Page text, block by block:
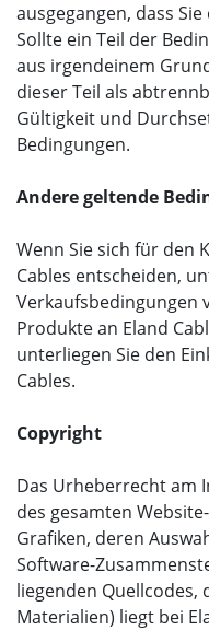
ausgegangen, dass
Sollte ein Teil der
aus irgendeinem
dieser Teil als
Gültigkeit und
Bedingungen.
Andere geltende
Wenn Sie sich für den
Cables entscheiden,
Verkaufsbedingungen
Produkte an Eland
unterliegen Sie den
Cables.
Copyright
Das Urheberrecht am
des gesamten
Grafiken, deren
Software-
liegenden Quellcodes,
Materialien) liegt bei